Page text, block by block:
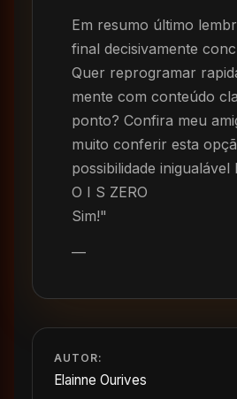
Em resumo último
final decisivamente
Quer reprogramar
mente com conteúdo
ponto? Confira meu
muito conferir esta
possibilidade inigualável
O I S ZERO
Sim!"
—
AUTOR:
Elainne Ourives